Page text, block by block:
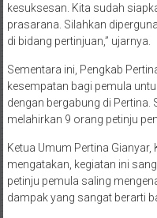
kesuksesan. Kita sudah
prasarana. Silahkan
di bidang pertinjuan,” ujarnya.
Sementara ini, Pengkab
kesempatan bagi pemula
dengan bergabung di Pertina.
melahirkan 9 orang petinju
Ketua Umum Pertina
mengatakan, kegiatan ini
petinju pemula saling
dampak yang sangat berarti